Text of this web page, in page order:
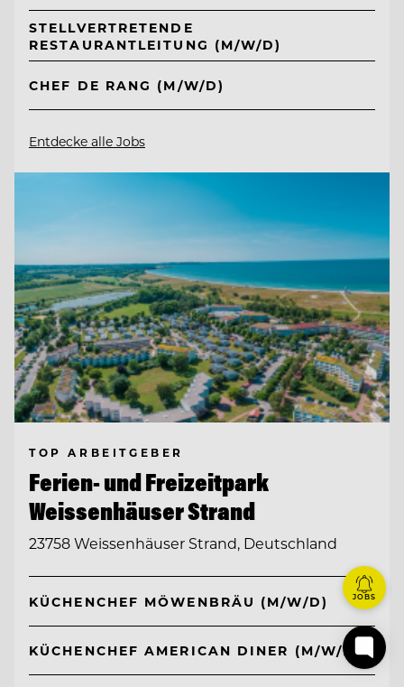
STELLVERTRETENDE
RESTAURANTLEITUNG (M/W/D)
CHEF DE RANG (M/W/D)
Entdecke alle Jobs
TOP ARBEITGEBER
Ferien- und Freizeitpark
Weissenhäuser Strand
23758 Weissenhäuser Strand, Deutschland
KÜCHENCHEF MÖWENBRÄU (M/W/D)
KÜCHENCHEF AMERICAN DINER (M/W/D)
JOBS